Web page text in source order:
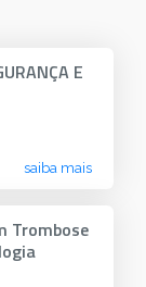
E
saiba mais
Trombose